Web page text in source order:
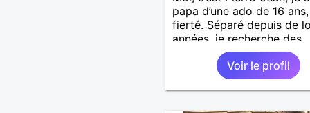
papa d’une ado de 16
fierté. Séparé depuis de
années, je recherche des
affinités amicales afin de
rompre une solitude
difficile à gérer ainsi que
le vague à l’âme. L’amitié
Voir le profil